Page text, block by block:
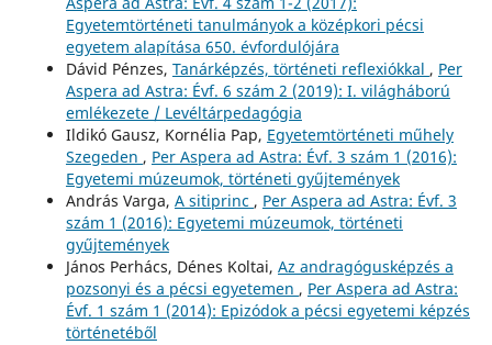
Egyetemtörténeti tanulmányok a középkori pécsi
egyetem alapítása 650. évfordulójára
Dávid Pénzes, Tanárképzés, történeti reflexiókkal , Per
Aspera ad Astra: Évf. 6 szám 2 (2019): I. világháború
emlékezete / Levéltárpedagógia
Ildikó Gausz, Kornélia Pap, Egyetemtörténeti műhely
Szegeden , Per Aspera ad Astra: Évf. 3 szám 1 (2016):
Egyetemi múzeumok, történeti gyűjtemények
András Varga, A sitiprinc , Per Aspera ad Astra: Évf. 3
szám 1 (2016): Egyetemi múzeumok, történeti
gyűjtemények
János Perhács, Dénes Koltai, Az andragógusképzés a
pozsonyi és a pécsi egyetemen , Per Aspera ad Astra:
Évf. 1 szám 1 (2014): Epizódok a pécsi egyetemi képzés
történetéből